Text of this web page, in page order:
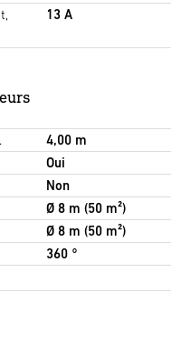
13 A
4,00 m
Oui
Non
Ø 8 m (50 m²)
Ø 8 m (50 m²)
360 °